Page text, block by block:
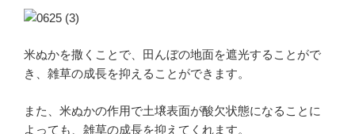
米ぬかを撒くことで、田んぼの地面を遮光することがで
き、雑草の成長を抑えることができます。
また、米ぬかの作用で土壌表面が酸欠状態になることに
よっても、雑草の成長を抑えてくれます。